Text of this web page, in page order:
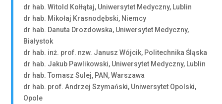
dr hab. Witold Kołłątaj, Uniwersytet Medyczny, Lublin
dr hab. Mikołaj Krasnodębski, Niemcy
dr hab. Danuta Drozdowska, Uniwersytet Medyczny,
Białystok
dr hab. inż. prof. nzw. Janusz Wójcik, Politechnika Śląska
dr hab. Jakub Pawlikowski, Uniwersytet Medyczny, Lublin
dr hab. Tomasz Sulej, PAN, Warszawa
dr hab. prof. Andrzej Szymański, Uniwersytet Opolski,
Opole